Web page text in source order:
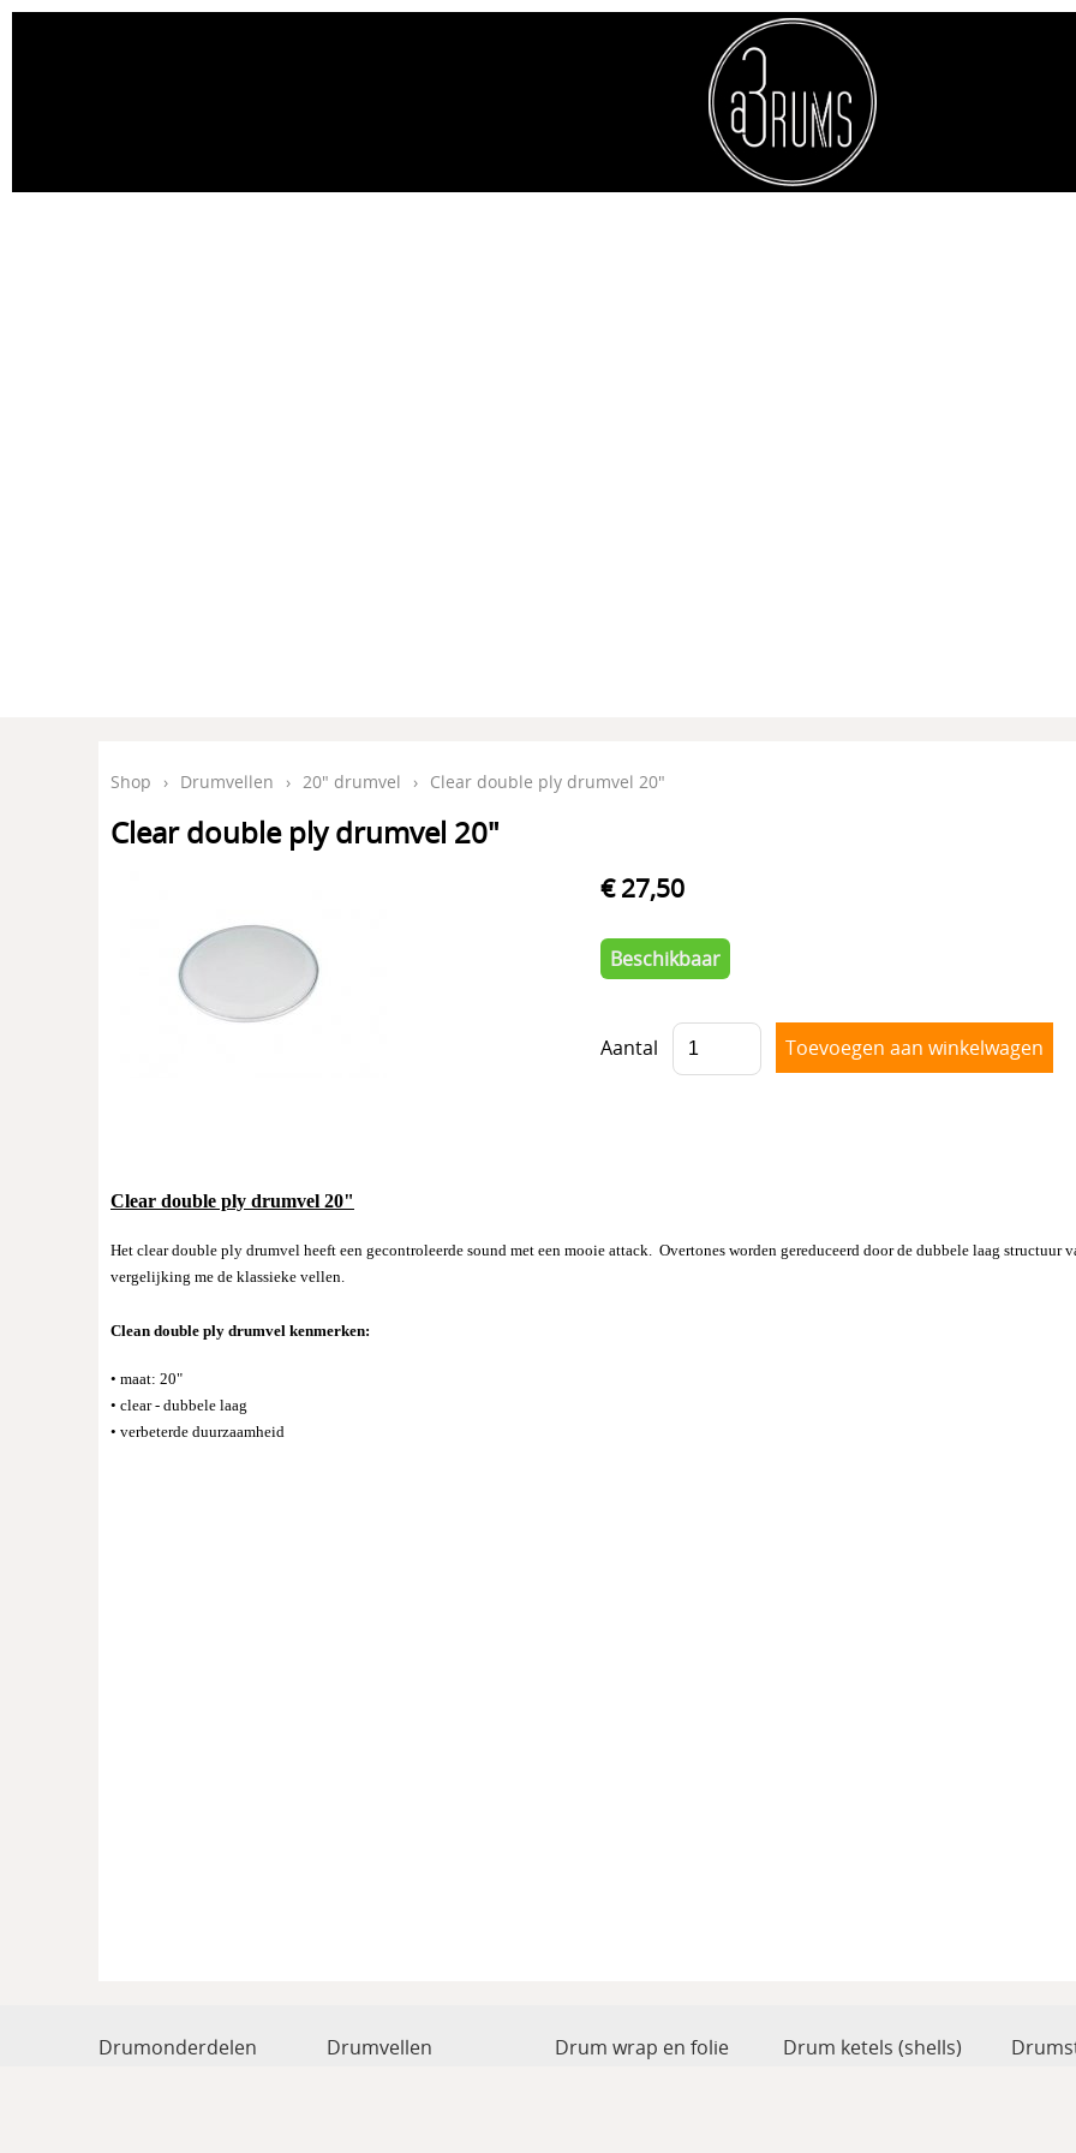
Shop › Drumvellen › 20" drumvel › Clear double ply drumvel 20"
Clear double ply drumvel 20"
€ 27,50
Beschikbaar
Aantal
Clear double ply drumvel 20"
Het clear double ply drumvel heeft een gecontroleerde sound met een mooie attack. Overtones worden gereduceerd door de dubbele laag
vergelijking me de klassieke vellen.
Clean double ply drumvel kenmerken:
• maat: 20"
• clear - dubbele laag
• verbeterde duurzaamheid
Drumonderdelen Drumvellen Drum wrap en folie Drum ketels (shells)